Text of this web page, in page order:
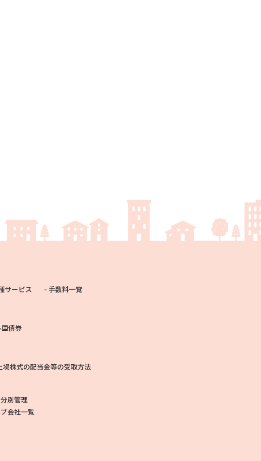
サービス 手数料一覧
債券
場株式の配当金等の受取方法
別管理
会社一覧